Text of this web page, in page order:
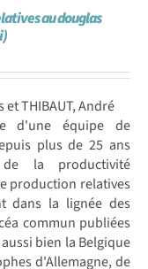
au douglas
et THIBAUT, André
d'une équipe de
plus de 25 ans
la productivité
production relatives
dans la lignée des
commun publiées
bien la Belgique
d'Allemagne, de